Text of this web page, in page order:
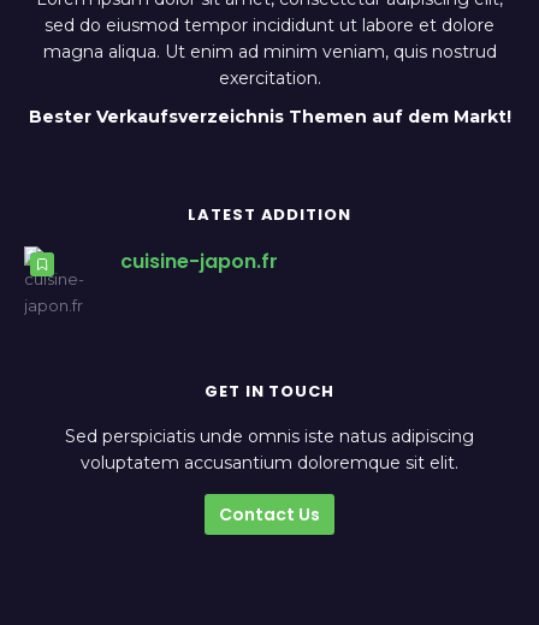
sed do eiusmod tempor incididunt ut labore et dolore
magna aliqua. Ut enim ad minim veniam, quis nostrud
exercitation.
Bester Verkaufsverzeichnis Themen auf dem Markt!
LATEST ADDITION
cuisine-japon.fr
GET IN TOUCH
Sed perspiciatis unde omnis iste natus adipiscing
voluptatem accusantium doloremque sit elit.
Contact Us